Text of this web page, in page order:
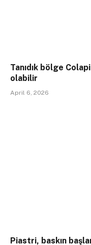
Tanıdık bölge
olabilir
April 6, 2026
Piastri, baskın